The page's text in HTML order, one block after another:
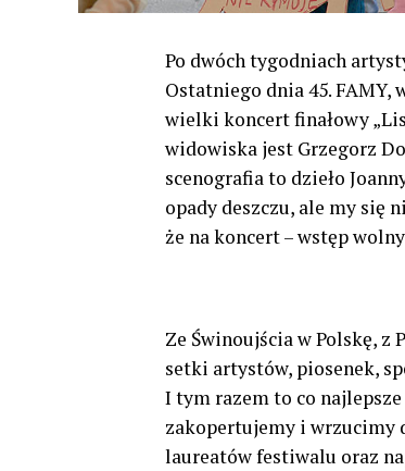
Po dwóch tygodniach
Ostatniego dnia 45. FAMY,
wielki koncert finałowy
widowiska jest Grzegorz
scenografia to dzieło
opady deszczu, ale my się
że na koncert – wstęp
Ze Świnoujścia w Polskę, z
setki artystów, piosenek,
I tym razem to co
zakopertujemy i wrzucimy
laureatów festiwalu oraz